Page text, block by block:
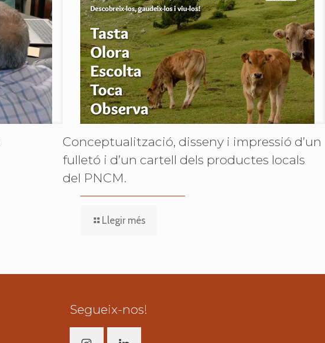
Conceptualització, disseny i impressió d’un
fulletó i d’un cartell dels productes locals
del PNCM.
Llegir més
Segueix-nos!